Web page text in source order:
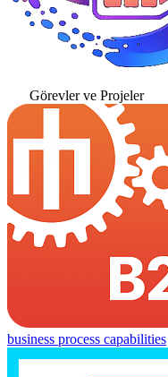
Görevler ve Projeler
business process capabilities